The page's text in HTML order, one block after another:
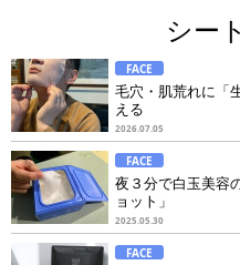
体臭 ニ
メンズコスメ
NEWS
テストステロン
健康
スキンケア 食事
トレーニング
好印象な男
シー
FACE
毛穴・肌荒れに「
える
2026.07.05
FACE
夜３分で白玉美容
ョット」
2025.05.30
FACE